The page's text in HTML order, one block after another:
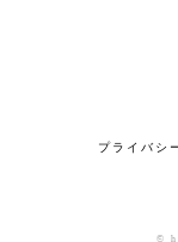
プライバシ
©